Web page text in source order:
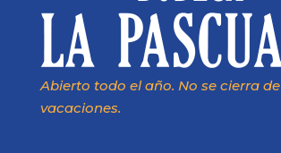
Abierto todo el año. No se cierra de
vacaciones.